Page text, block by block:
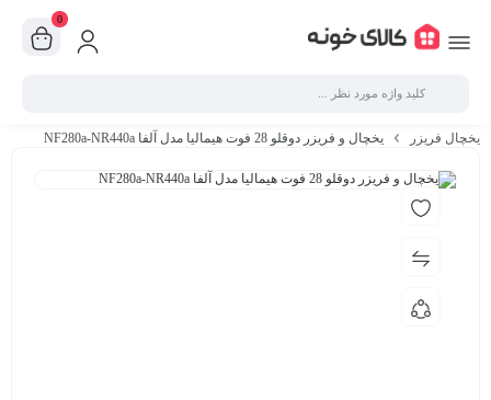
0
یخچال فریزر یخچال و فریزر دوقلو 28 فوت هیمالیا مدل آلفا NF280a-NR440a